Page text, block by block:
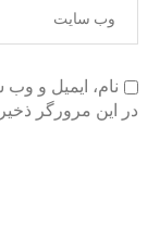
نام، ایمیل و
در این مرورگر